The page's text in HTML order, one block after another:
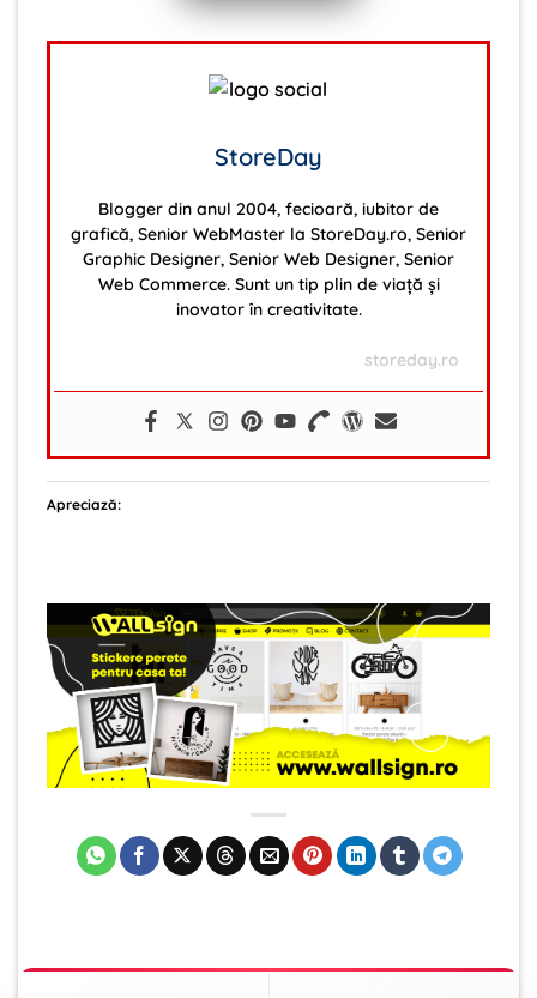
StoreDay
Blogger din anul 2004, fecioară, iubitor de
grafică, Senior WebMaster la StoreDay.ro, Senior
Graphic Designer, Senior Web Designer, Senior
Web Commerce. Sunt un tip plin de viață și
inovator în creativitate.
storeday.ro
Apreciază: